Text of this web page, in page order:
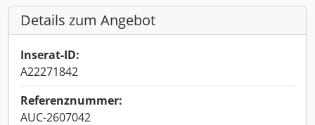
Details zum Angebot
Inserat-ID:
A22271842
Referenznummer:
AUC-2607042